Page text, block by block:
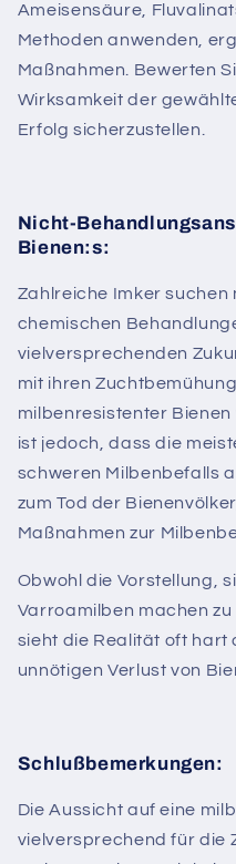
Ameisensäure,
Methoden anwenden,
Maßnahmen. Bewerten
Wirksamkeit der
Erfolg sicherzustellen.
Nicht-
Bienen:s:
Zahlreiche Imker suchen
chemischen
vielversprechenden
mit ihren
milbenresistenter
ist jedoch, dass die
schweren Milbenbefalls
zum Tod der
Maßnahmen zur
Obwohl die Vorstellung,
Varroamilben machen zu
sieht die Realität oft hart
unnötigen Verlust von
Schlußbemerkungen:
Die Aussicht auf eine
vielversprechend für die